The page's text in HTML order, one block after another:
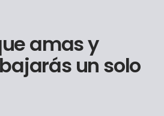
amas y
un solo